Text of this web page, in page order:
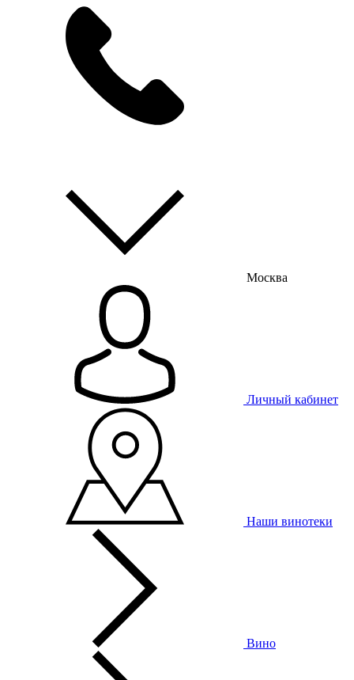
Москва
Личный кабинет
Наши винотеки
Вино